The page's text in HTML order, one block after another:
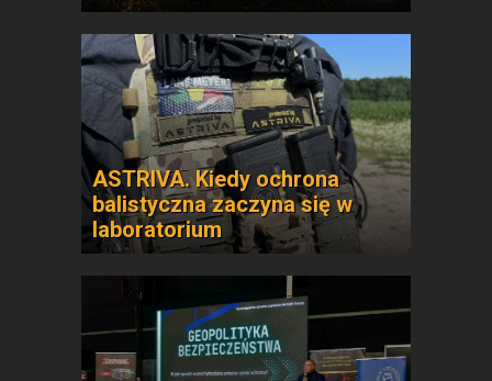
ASTRIVA. Kiedy ochrona
balistyczna zaczyna się w
laboratorium